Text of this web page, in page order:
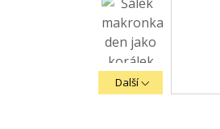
Další